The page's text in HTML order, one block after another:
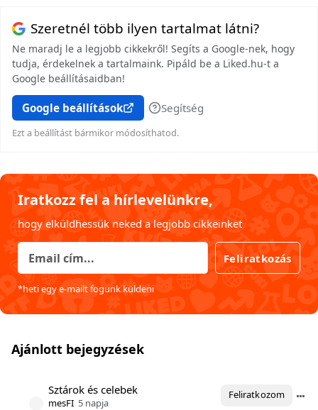
Szeretnél több ilyen tartalmat látni?
Ne maradj le a legjobb cikkekről! Segíts a Google-nek, hogy
tudja, érdekelnek a tartalmaink. Pipáld be a Liked.hu-t a
Google beállításaidban!
Google beállítások Segítség
Ezt a beállítást bármikor módosíthatod.
Iratkozz fel a hírlevelünkre,
hogy elküldhessük neked a legjobb cikkeinket
Feliratkozás
*heti egy e-mailt fogunk küldeni
Ajánlott bejegyzések
Sztárok és celebek
mesFI 5 napja
Feliratkozom